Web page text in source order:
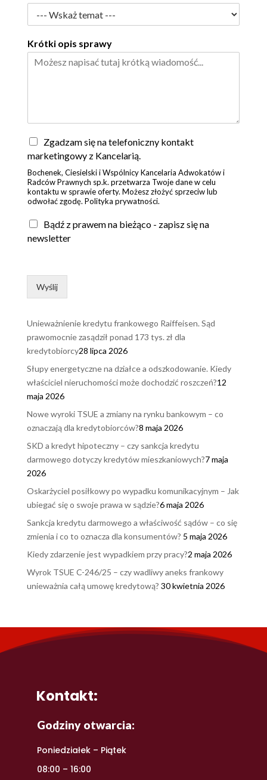
Krótki opis sprawy
Z
g
d
a
*
Zgadzam się na telefoniczny kontakt
marketingowy z Kancelarią.
Bochenek, Ciesielski i Wspólnicy Kancelaria Adwokatów i
Radców Prawnych sp.k. przetwarza Twoje dane w celu
kontaktu w sprawie oferty. Możesz złożyć sprzeciw lub
odwołać zgodę. Polityka prywatności.
Bądź z prawem na bieżąco - zapisz się na
newsletter
Wyślij
Unieważnienie kredytu frankowego Raiffeisen. Sąd
prawomocnie zasądził ponad 173 tys. zł dla
kredytobiorcy28 lipca 2026
Słupy energetyczne na działce a odszkodowanie. Kiedy
właściciel nieruchomości może dochodzić roszczeń?12
maja 2026
Nowe wyroki TSUE a zmiany na rynku bankowym – co
oznaczają dla kredytobiorców?8 maja 2026
SKD a kredyt hipoteczny – czy sankcja kredytu
darmowego dotyczy kredytów mieszkaniowych?7 maja
2026
Oskarżyciel posiłkowy po wypadku komunikacyjnym – Jak
ubiegać się o swoje prawa w sądzie?6 maja 2026
Sankcja kredytu darmowego a właściwość sądów – co się
zmienia i co to oznacza dla konsumentów? 5 maja 2026
Kiedy zdarzenie jest wypadkiem przy pracy?2 maja 2026
Wyrok TSUE C-246/25 – czy wadliwy aneks frankowy
unieważnia całą umowę kredytową? 30 kwietnia 2026
Kontakt:
Godziny otwarcia:
Poniedziałek – Piątek
08:00 – 16:00